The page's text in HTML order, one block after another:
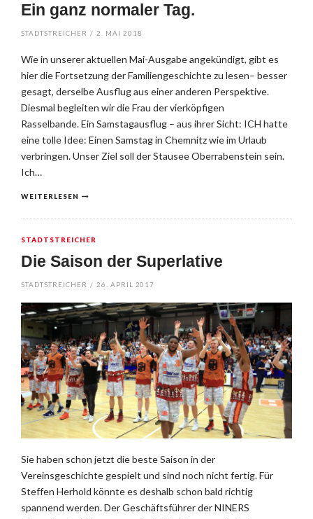
Ein ganz normaler Tag.
STADTSTREICHER / 2. MAI 2018
Wie in unserer aktuellen Mai-Ausgabe angekündigt, gibt es
hier die Fortsetzung der Familiengeschichte zu lesen– besser
gesagt, derselbe Ausflug aus einer anderen Perspektive.
Diesmal begleiten wir die Frau der vierköpfigen
Rasselbande. Ein Samstagausflug – aus ihrer Sicht: ICH hatte
eine tolle Idee: Einen Samstag in Chemnitz wie im Urlaub
verbringen. Unser Ziel soll der Stausee Oberrabenstein sein.
Ich…
WEITERLESEN
STADTSTREICHER
Die Saison der Superlative
STADTSTREICHER / 26. APRIL 2017
Sie haben schon jetzt die beste Saison in der
Vereinsgeschichte gespielt und sind noch nicht fertig. Für
Steffen Herhold könnte es deshalb schon bald richtig
spannend werden. Der Geschäftsführer der NINERS